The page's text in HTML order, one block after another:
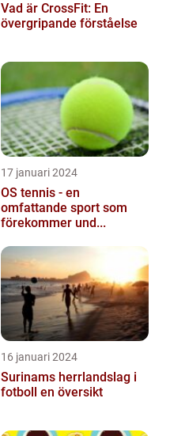
Vad är CrossFit: En
övergripande förståelse
17 januari 2024
OS tennis - en
omfattande sport som
förekommer und...
16 januari 2024
Surinams herrlandslag i
fotboll en översikt